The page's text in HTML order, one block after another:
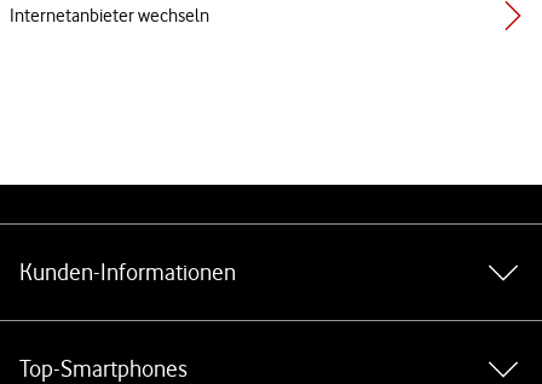
Internetanbieter wechseln
Kunden-Informationen
Top-Smartphones